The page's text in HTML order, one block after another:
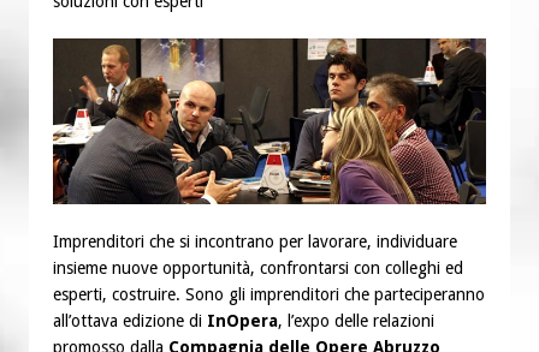
Imprenditori che si incontrano per lavorare, individuare
insieme nuove opportunità, confrontarsi con colleghi ed
esperti, costruire. Sono gli imprenditori che parteciperanno
all’ottava edizione di InOpera, l’expo delle relazioni
promosso dalla Compagnia delle Opere Abruzzo